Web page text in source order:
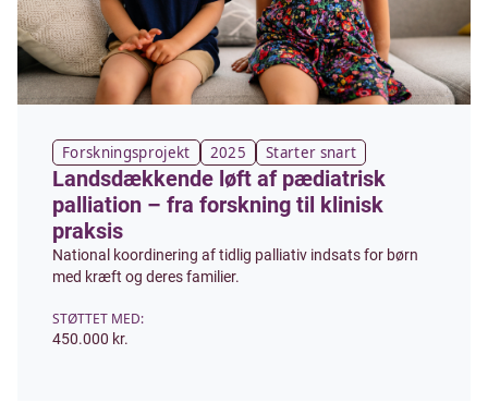
Forskningsprojekt 2025 Starter snart
Landsdækkende løft af pædiatrisk
palliation – fra forskning til klinisk
praksis
National koordinering af tidlig palliativ indsats for børn
med kræft og deres familier.
STØTTET MED:
450.000 kr.